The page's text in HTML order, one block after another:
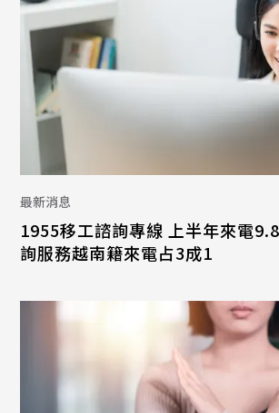
最新消息
1955移工諮詢專線 上半年來電
詢服務越南籍來電占3成1